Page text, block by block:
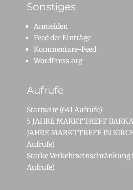
Sonstiges
Anmelden
Feed der Einträge
Kommentare-Feed
WordPress.org
Aufrufe
Startseite (641 Aufrufe)
5 JAHRE MARKTTREFF
JAHRE MARKTTREFF IN
Aufrufe)
Starke
Aufrufe)